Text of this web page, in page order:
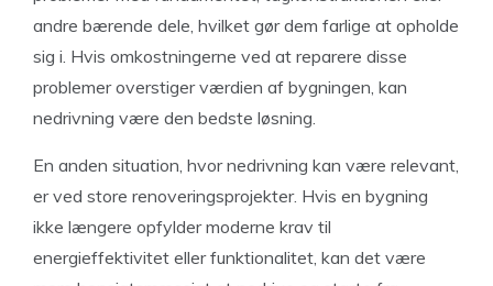
andre bærende dele, hvilket gør dem farlige at opholde
sig i. Hvis omkostningerne ved at reparere disse
problemer overstiger værdien af bygningen, kan
nedrivning være den bedste løsning.
En anden situation, hvor nedrivning kan være relevant,
er ved store renoveringsprojekter. Hvis en bygning
ikke længere opfylder moderne krav til
energieffektivitet eller funktionalitet, kan det være